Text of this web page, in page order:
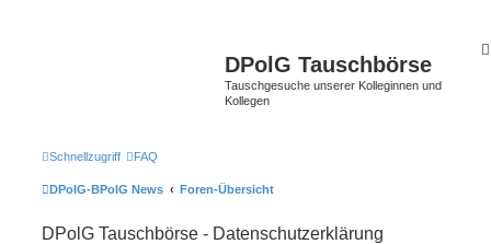
DPolG Tauschbörse
Tauschgesuche unserer Kolleginnen und
Kollegen
Schnellzugriff FAQ
DPolG-BPolG News Foren-Übersicht
DPolG Tauschbörse - Datenschutzerklärung